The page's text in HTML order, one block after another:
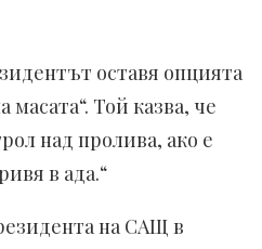
оставя опцията
Той казва, че
над пролива, ако е
в ада.“
на САЩ в